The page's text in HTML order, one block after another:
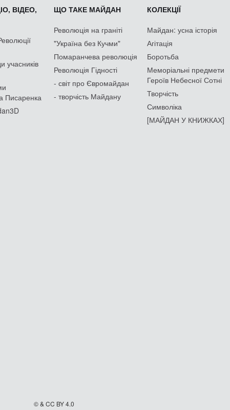
ВІДЕО,
учасників
Писаренка
ЩО ТАКЕ МАЙДАН
Революція на граніті
"Україна без Кучми"
Помаранчева революція
Революція Гідності
- світ про Євромайдан
- творчість Майдану
КОЛЕКЦІЇ
Майдан: усна історія
Агітація
Боротьба
Меморіальні предмети
Героїв Небесної Сотні
Творчість
Символіка
[МАЙДАН У КНИЖКАХ]
© & CC BY 4.0